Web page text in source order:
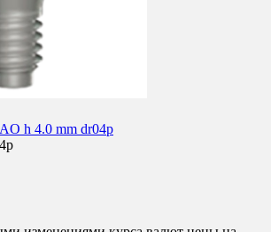
h 4.0 mm dr04p